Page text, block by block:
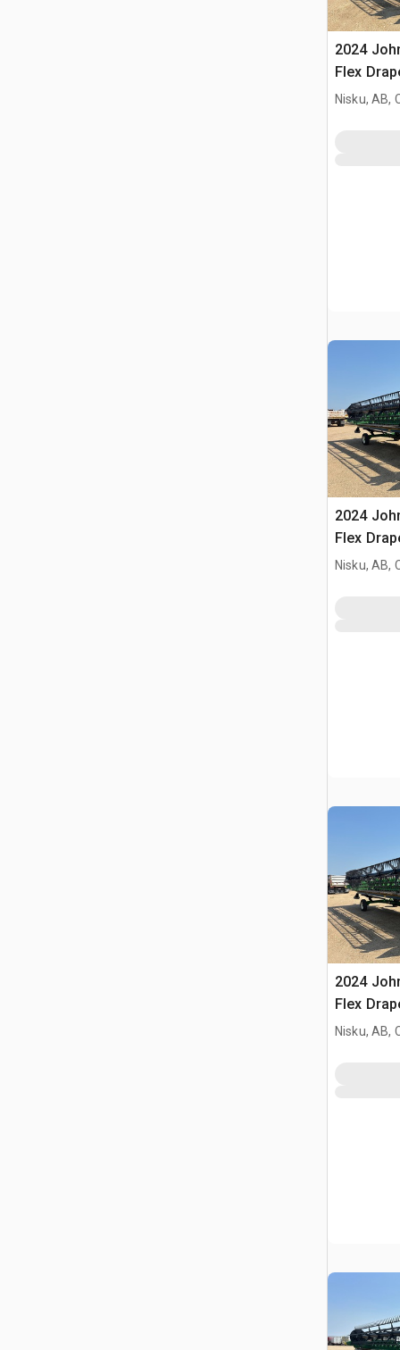
2024
Flex
Nisku, AB,
2024
Flex
Nisku, AB,
2024
Flex
Nisku, AB,